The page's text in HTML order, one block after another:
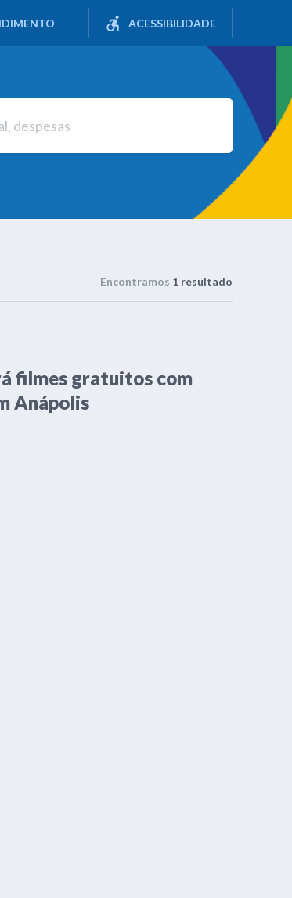
ACESSIBILIDADE
Encontramos 1 resultado
filmes gratuitos com
Anápolis